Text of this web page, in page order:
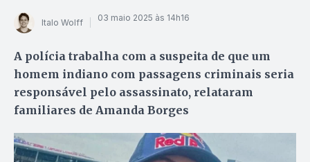
Italo Wolff 03 maio 2025 às 14h16
A polícia trabalha com a suspeita de que um
homem indiano com passagens criminais seria
responsável pelo assassinato, relataram
familiares de Amanda Borges